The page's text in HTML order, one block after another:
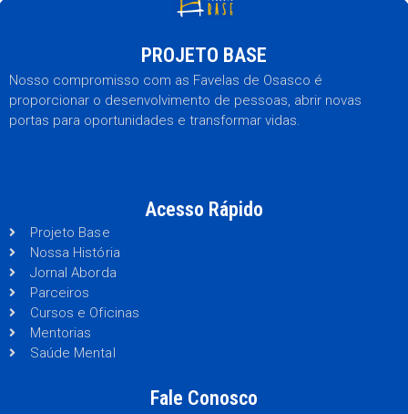
PROJETO BASE
Nosso compromisso com as Favelas de Osasco é
proporcionar o desenvolvimento de pessoas, abrir novas
portas para oportunidades e transformar vidas.
Acesso Rápido
Projeto Base
Nossa História
Jornal Aborda
Parceiros
Cursos e Oficinas
Mentorias
Saúde Mental
Fale Conosco